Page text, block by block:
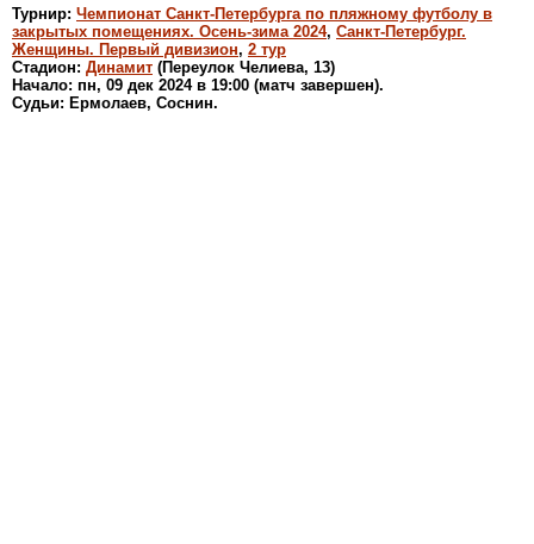
Турнир: Чемпионат Санкт-Петербурга по пляжному футболу в
закрытых помещениях. Осень-зима 2024, Санкт-Петербург.
Женщины. Первый дивизион, 2 тур
Стадион: Динамит (Переулок Челиева, 13)
Начало: пн, 09 дек 2024 в 19:00 (матч завершен).
Судьи: Ермолаев, Соснин.